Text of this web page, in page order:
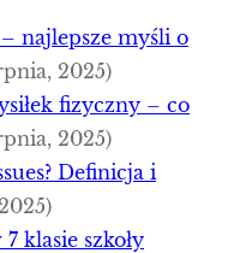
najlepsze myśli o
2025)
fizyczny – co
2025)
Definicja i
klasie szkoły